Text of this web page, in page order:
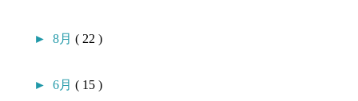
►8月( 22 )
►6月( 15 )